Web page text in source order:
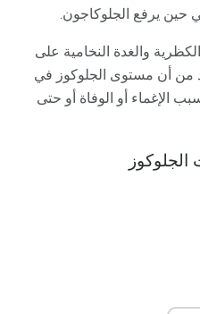
حين يرفع الجلوكاجون.
والغدة النخامية على
من أن مستوى الجلوكوز في
الإغماء أو الوفاة أو حتى